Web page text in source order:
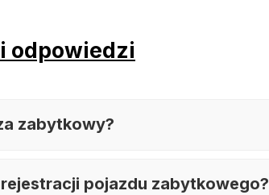
odpowiedzi
zabytkowy?
pojazdu zabytkowego?